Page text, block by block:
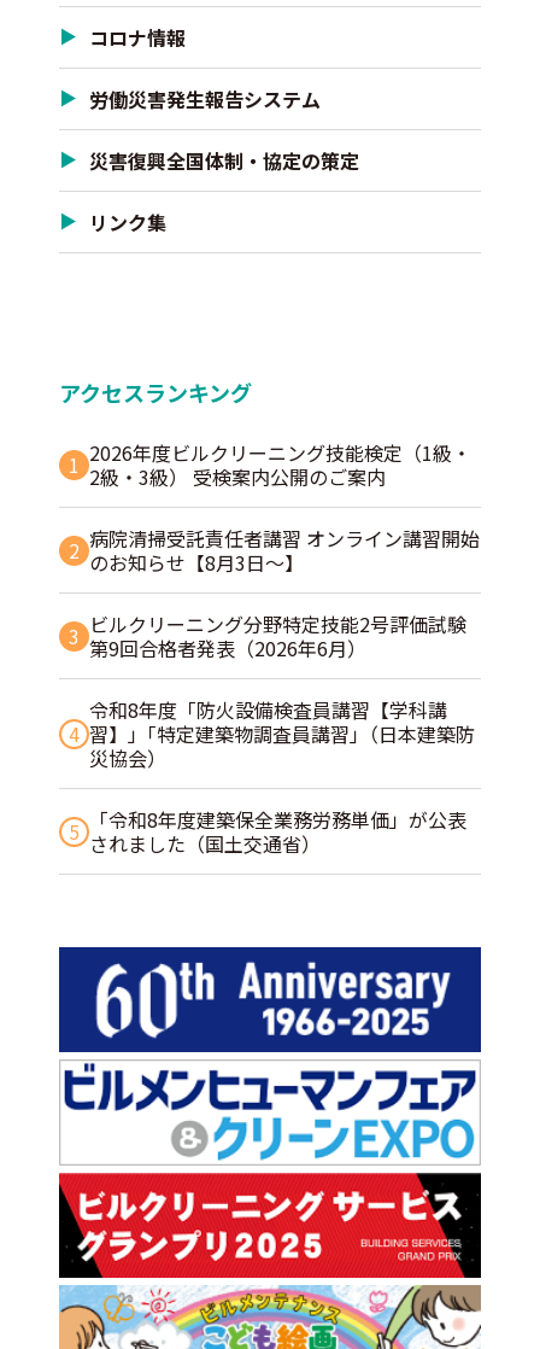
コロナ情報
労働災害発生報告システム
災害復興全国体制・協定の策定
リンク集
アクセスランキング
1 2026年度ビルクリーニング技能検定（1級・
2級・3級） 受検案内公開のご案内
2 病院清掃受託責任者講習 オンライン講習開始
のお知らせ【8月3日～】
3 ビルクリーニング分野特定技能2号評価試験
第9回合格者発表（2026年6月）
4
令和8年度「防火設備検査員講習【学科講
習】」｢特定建築物調査員講習｣（日本建築防
災協会）
5
「令和8年度建築保全業務労務単価」が公表
されました（国土交通省）